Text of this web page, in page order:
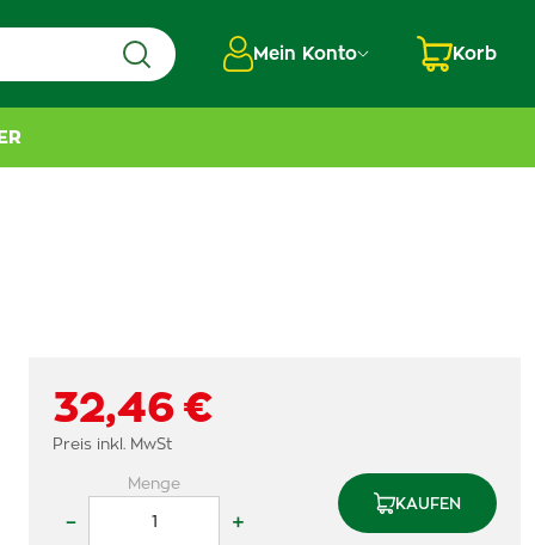
Mein Konto Korb
32,46 €
Preis inkl. MwSt
Menge
– +
KAUFEN